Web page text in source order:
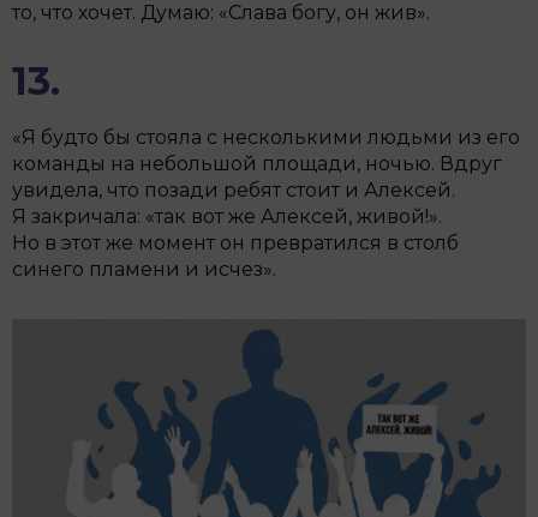
то, что хочет. Думаю: «Слава богу, он жив».
13.
«Я будто бы стояла с несколькими людьми из его
команды на небольшой площади, ночью. Вдруг
увидела, что позади ребят стоит и Алексей.
Я закричала: «так вот же Алексей, живой!».
Но в этот же момент он превратился в столб
синего пламени и исчез».